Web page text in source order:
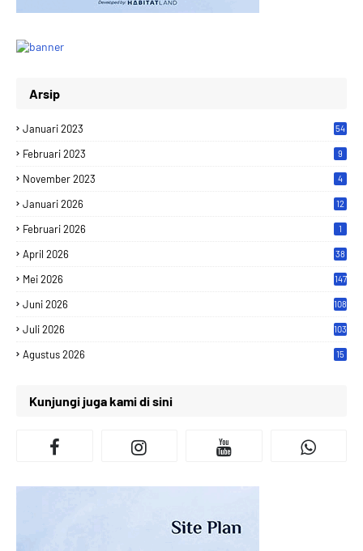
Arsip
Januari 2023 54
Februari 2023 9
November 2023 4
Januari 2026 12
Februari 2026 1
April 2026 38
Mei 2026 147
Juni 2026 108
Juli 2026 103
Agustus 2026 15
Kunjungi juga kami di sini